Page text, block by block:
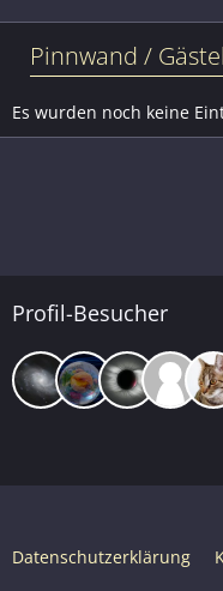
Pinnwand /
Es wurden noch keine
Profil-Besucher
Datenschutzerklärung